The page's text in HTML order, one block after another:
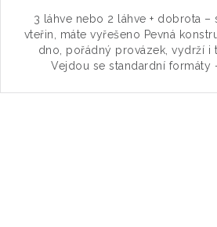
3 láhve nebo 2 láhve + dobrota –
vteřin, máte vyřešeno Pevná
dno, pořádný provázek, vydrží i
Vejdou se standardní formáty –